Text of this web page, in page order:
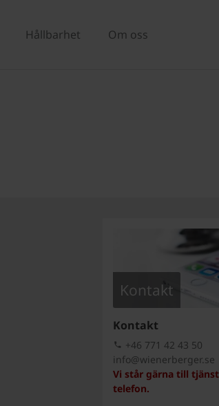
Hållbarhet Om oss
Kontakt
Kontakt
Vi står gärna till
telefon.
+46 771 42 43 50
info@wienerberger.se